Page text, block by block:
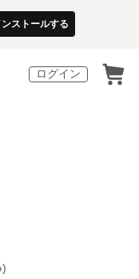
ンストールする
ログイン